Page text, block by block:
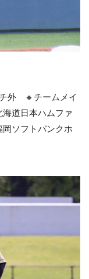
外 🔸チームメイ
道日本ハムファ
ソフトバンクホ